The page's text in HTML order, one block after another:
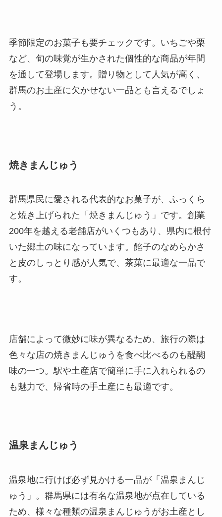
季節限定のお菓子も要チェックです。いちごや栗
など、旬の味覚が生かされた個性的な商品が年間
を通して登場します。贈り物として人気が高く、
群馬のお土産に欠かせない一品とも言えるでしょ
う。
焼きまんじゅう
群馬県民に愛される代表的なお菓子が、ふっくら
と焼き上げられた「焼きまんじゅう」です。創業
200年を越える老舗店がいくつもあり、県内に根付
いた郷土の味になっています。餡子のなめらかさ
と皮のしっとり感が人気で、茶菓に最適な一品で
す。
店舗によって微妙に味が異なるため、旅行の際は
色々な店の焼きまんじゅうを食べ比べるのも醍醐
味の一つ。駅や土産店で簡単に手に入れられるの
も魅力で、帰省時の手土産にも最適です。
温泉まんじゅう
温泉地に行けば必ず見かける一品が「温泉まんじ
ゅう」。群馬県には有名な温泉地が点在している
ため、様々な種類の温泉まんじゅうがお土産とし